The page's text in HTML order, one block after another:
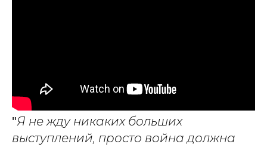
"Я не жду никаких больших
выступлений, просто война должна